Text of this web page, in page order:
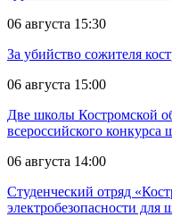
06 августа 15:30
За убийство сожителя
06 августа 15:00
Две школы Костромской
всероссийского конкурса
06 августа 14:00
Студенческий отряд
электробезопасности для